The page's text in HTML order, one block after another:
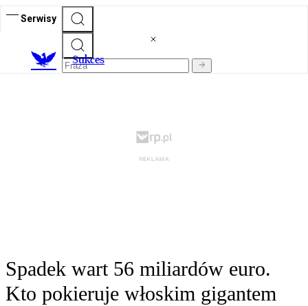
Serwisy
Sukces
Spadek wart 56 miliardów euro.
Kto pokieruje włoskim gigantem